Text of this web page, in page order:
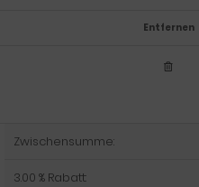
Entfernen
Zwischensumme:
3.00 % Rabatt: